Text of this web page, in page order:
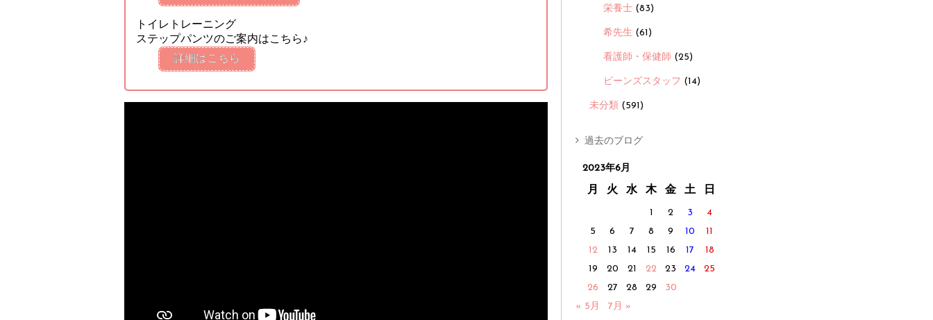
トイレトレーニング
ステップパンツのご案内はこちら♪
詳細はこちら
栄養士 (83)
希先生 (61)
看護師・保健師 (25)
ビーンズスタッフ (14)
未分類 (591)
過去のブログ
2023年6月
月 火 水 木 金 土 日
1 2 3
4
5
6 7 8 9 10
11
12
13 14 15 16 17
18
19
20 21 22 23 24
25
26
27 28 29
30
« 5月
7月 »